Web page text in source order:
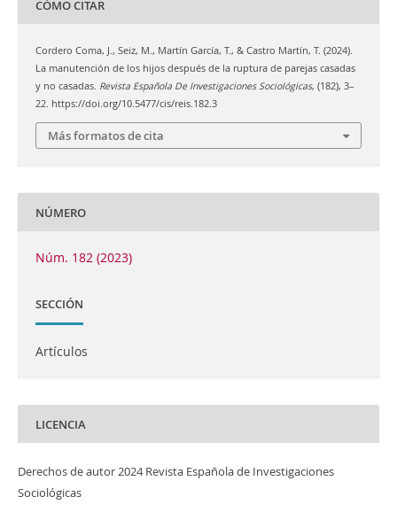
CÓMO CITAR
Cordero Coma, J., Seiz, M., Martín García, T., & Castro Martín, T. (2024).
La manutención de los hijos después de la ruptura de parejas casadas
y no casadas. Revista Española De Investigaciones Sociológicas, (182), 3–
22. https://doi.org/10.5477/cis/reis.182.3
Más formatos de cita
NÚMERO
Núm. 182 (2023)
SECCIÓN
Artículos
LICENCIA
Derechos de autor 2024 Revista Española de Investigaciones
Sociológicas